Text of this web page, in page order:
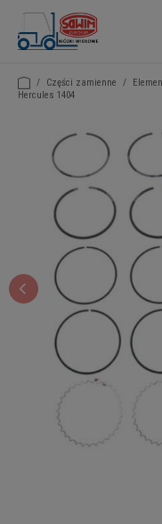
/ Części zamienne /
Hercules 1404